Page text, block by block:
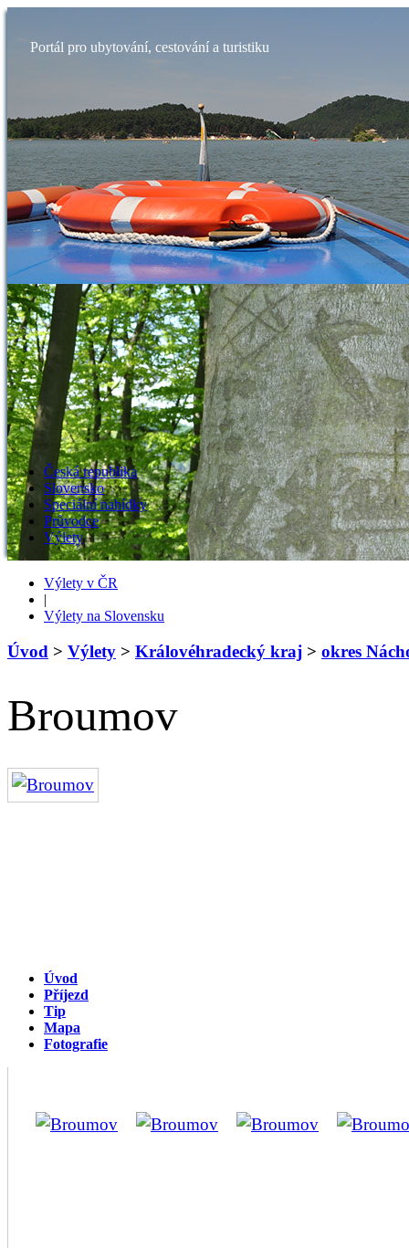
Portál pro ubytování, cestování a turistiku
Česká republika
Slovensko
Speciální nabídky
Průvodce
Výlety
Výlety v ČR
|
Výlety na Slovensku
Úvod > Výlety > Královéhradecký kraj > okres
Broumov
Úvod
Příjezd
Tip
Mapa
Fotografie